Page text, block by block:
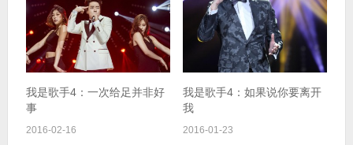
我是歌手4：一次给足并非好
事
2016-02-16
我是歌手4：如果说你要离开
我
2016-01-23